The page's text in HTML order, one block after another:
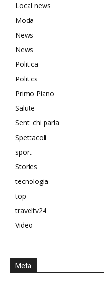
Local news
Moda
News
News
Politica
Politics
Primo Piano
Salute
Senti chi parla
Spettacoli
sport
Stories
tecnologia
top
traveltv24
Video
Meta